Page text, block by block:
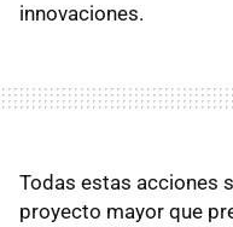
innovaciones.
Todas estas acciones
proyecto mayor que